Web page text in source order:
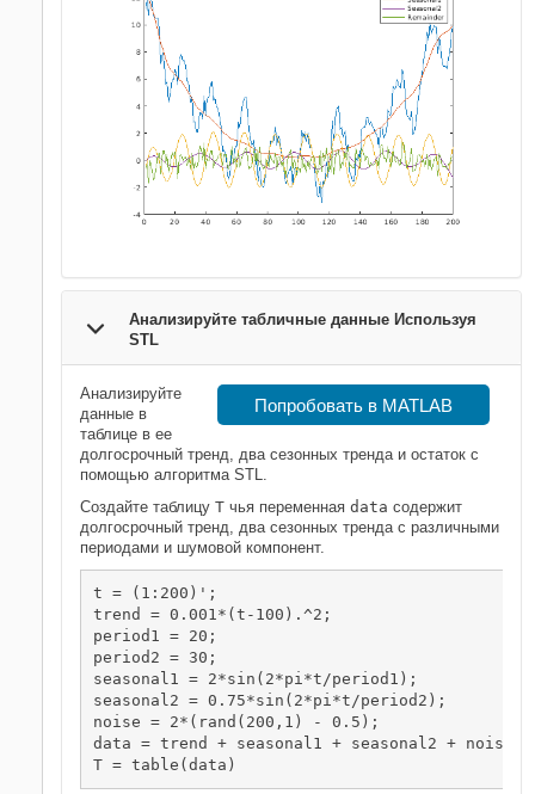
Анализируйте табличные данные Используя
STL
Попробовать в MATLAB
Анализируйте
данные в
таблице в ее
долгосрочный тренд, два сезонных тренда и остаток с
помощью алгоритма STL.
Создайте таблицу T чья переменная data содержит
долгосрочный тренд, два сезонных тренда с различными
периодами и шумовой компонент.
t = (1:200)';
trend = 0.001*(t-100).^2;
period1 = 20;
period2 = 30;
seasonal1 = 2*sin(2*pi*t/period1);
seasonal2 = 0.75*sin(2*pi*t/period2);
noise = 2*(rand(200,1) - 0.5);
data = trend + seasonal1 + seasonal2 + noise;
T = table(data)